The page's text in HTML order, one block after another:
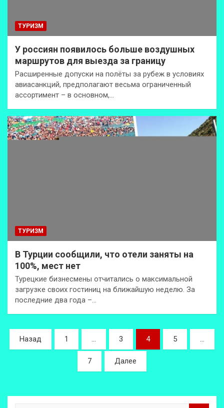
ТУРИЗМ
У россиян появилось больше воздушных
маршрутов для выезда за границу
Расширенные допуски на полёты за рубеж в условиях
авиасанкций, предполагают весьма ограниченный
ассортимент – в основном,…
ТУРИЗМ
В Турции сообщили, что отели заняты на
100%, мест нет
Турецкие бизнесмены отчитались о максимальной
загрузке своих гостиниц на ближайшую неделю. За
последние два года –…
Пагинация
записей
Назад 1 … 3 4 5 …
7 Далее